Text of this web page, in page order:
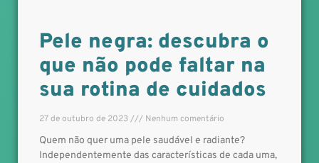
Pele negra: descubra o
que não pode faltar na
sua rotina de cuidados
27 de outubro de 2023 Nenhum comentário
Quem não quer uma pele saudável e radiante?
Independentemente das características de cada uma,